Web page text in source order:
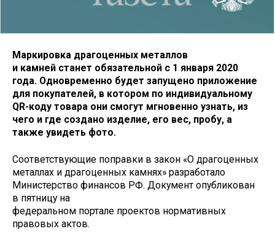
Маркировка драгоценных металлов
и камней станет обязательной с 1 января 2020
года. Одновременно будет запущено приложение
для покупателей, в котором по индивидуальному
QR-коду товара они смогут мгновенно узнать, из
чего и где создано изделие, его вес, пробу, а
также увидеть фото.
Соответствующие поправки в закон «О драгоценных
металлах и драгоценных камнях» разработало
Министерство финансов РФ. Документ опубликован
в пятницу на
федеральном портале проектов нормативных
правовых актов.